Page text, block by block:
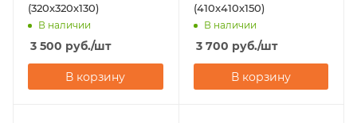
(320х320х130)
В наличии
3 500 руб./шт
В корзину
(410х410х150)
В наличии
3 700 руб./шт
В корзину